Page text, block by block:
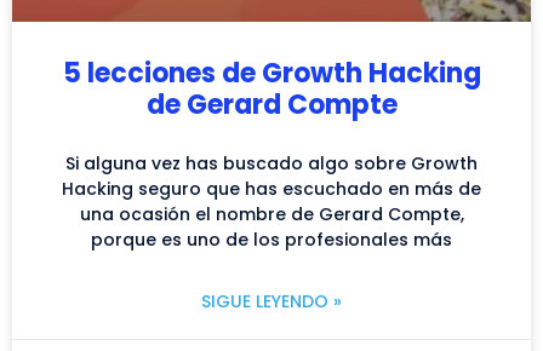
5 lecciones de Growth Hacking
de Gerard Compte
Si alguna vez has buscado algo sobre Growth
Hacking seguro que has escuchado en más de
una ocasión el nombre de Gerard Compte,
porque es uno de los profesionales más
SIGUE LEYENDO »